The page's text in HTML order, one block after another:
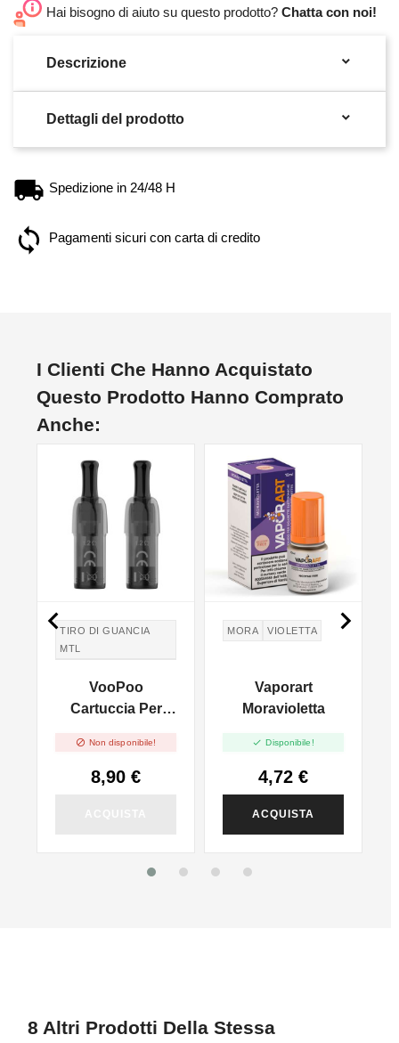
Hai bisogno di aiuto su questo prodotto? Chatta con noi!
Descrizione 
Dettagli del prodotto 
Spedizione in 24/48 H
Pagamenti sicuri con carta di credito
I Clienti Che Hanno Acquistato
Questo Prodotto Hanno Comprato
Anche:
TIRO DI GUANCIA
MTL
VooPoo
Cartuccia Per
1.2ohm - 2ml - 2pz
 Non disponibile!
8,90 €
NON DISPONIBILE
MORA VIOLETTA
Vaporart
Moravioletta
 Disponibile!
4,72 €
ACQUISTA
 
8 Altri Prodotti Della Stessa